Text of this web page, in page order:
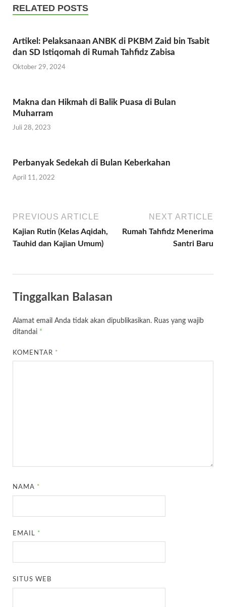
RELATED POSTS
Artikel: Pelaksanaan ANBK di PKBM Zaid bin Tsabit
dan SD Istiqomah di Rumah Tahfidz Zabisa
Oktober 29, 2024
Makna dan Hikmah di Balik Puasa di Bulan
Muharram
Juli 28, 2023
Perbanyak Sedekah di Bulan Keberkahan
April 11, 2022
PREVIOUS ARTICLE
Kajian Rutin (Kelas Aqidah,
Tauhid dan Kajian Umum)
NEXT ARTICLE
Rumah Tahfidz Menerima
Santri Baru
Tinggalkan Balasan
Alamat email Anda tidak akan dipublikasikan. Ruas yang wajib
ditandai *
KOMENTAR *
NAMA *
EMAIL *
SITUS WEB